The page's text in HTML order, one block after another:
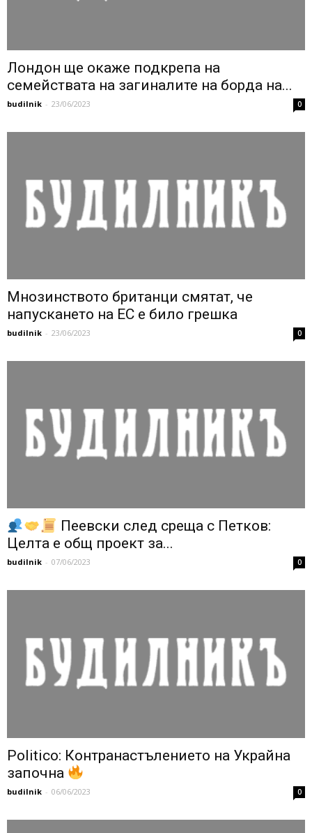
Лондон ще окаже подкрепа на
семействата на загиналите на борда на...
budilnik - 23/06/2023 0
Мнозинството британци смятат, че
напускането на ЕС е било грешка
budilnik - 23/06/2023 0
Пеевски след среща с Петков:
Целта е общ проект за...
budilnik - 07/06/2023 0
Politico: Контранастълението на Украйна
започна
budilnik - 06/06/2023 0